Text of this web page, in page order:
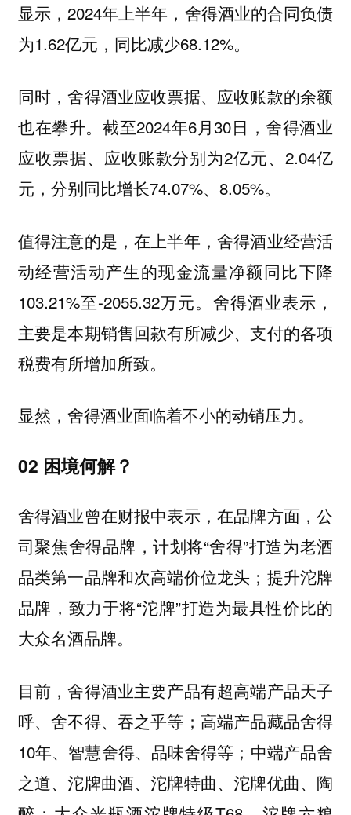
显示，2024年上半年，舍得酒业的合同负债
为1.62亿元，同比减少68.12%。
同时，舍得酒业应收票据、应收账款的余额
也在攀升。截至2024年6月30日，舍得酒业
应收票据、应收账款分别为2亿元、2.04亿
元，分别同比增长74.07%、8.05%。
值得注意的是，在上半年，舍得酒业经营活
动经营活动产生的现金流量净额同比下降
103.21%至-2055.32万元。 舍得酒业表示，
主要是本期销售回款有所减少、支付的各项
税费有所增加所致。
显然，舍得酒业面临着不小的动销压力。
02 困境何解？
舍得酒业曾在财报中表示，在品牌方面，公
司聚焦舍得品牌，计划将“舍得”打造为老酒
品类第一品牌和次高端价位龙头；提升沱牌
品牌，致力于将“沱牌”打造为最具性价比的
大众名酒品牌。
目前，舍得酒业主要产品有超高端产品天子
呼、舍不得、吞之乎等；高端产品藏品舍得
10年、智慧舍得、品味舍得等；中端产品舍
之道、沱牌曲酒、沱牌特曲、沱牌优曲、陶